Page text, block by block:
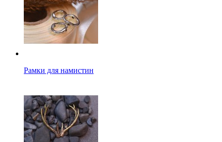
Рамки для намистин